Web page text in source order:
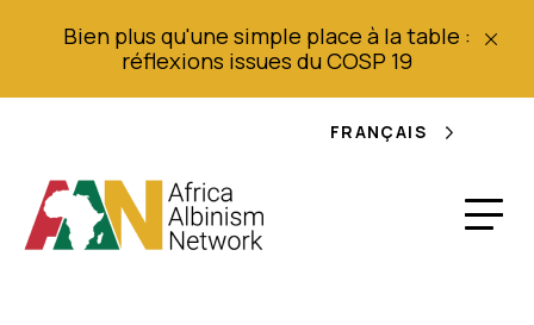
Bien plus qu'une simple place à la table :
réflexions issues du COSP 19
FRANÇAIS